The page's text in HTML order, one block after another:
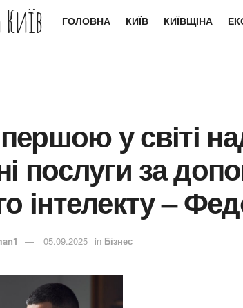
ГОЛОВНА КИЇВ КИЇВЩІНА
у світі
послуги за
інтелекту –
05.09.2025 in Бізнес